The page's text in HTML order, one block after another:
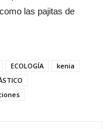
las pajitas de
ECOLOGÍA
kenia